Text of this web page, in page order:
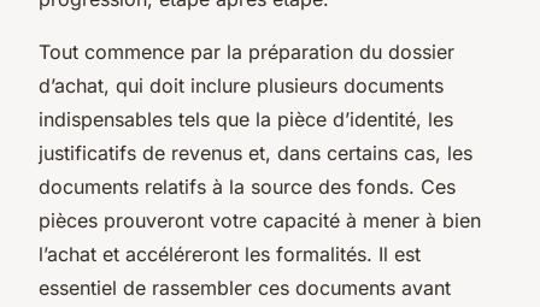
Tout commence par la préparation du dossier
d’achat, qui doit inclure plusieurs documents
indispensables tels que la pièce d’identité, les
justificatifs de revenus et, dans certains cas, les
documents relatifs à la source des fonds. Ces
pièces prouveront votre capacité à mener à bien
l’achat et accéléreront les formalités. Il est
essentiel de rassembler ces documents avant